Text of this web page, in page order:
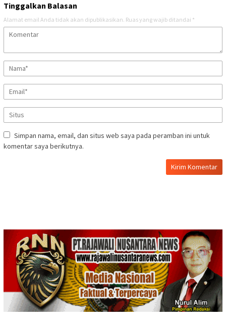
Tinggalkan Balasan
Alamat email Anda tidak akan dipublikasikan. Ruas yang wajib ditandai *
Simpan nama, email, dan situs web saya pada peramban ini untuk
komentar saya berikutnya.